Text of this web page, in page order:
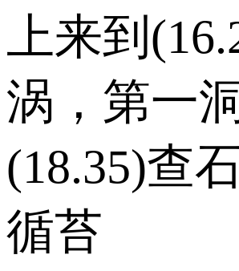
上来到
涡，第一洞
(18.35)查
循苔